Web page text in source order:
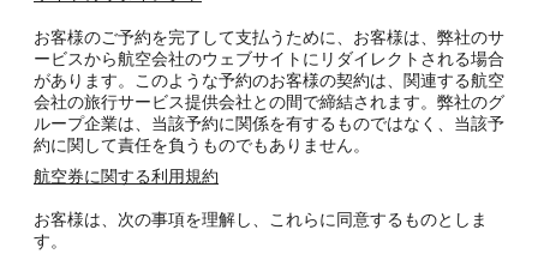
お客様のご予約を完了して支払うために、お客様は、弊社のサ
ービスから航空会社のウェブサイトにリダイレクトされる場合
があります。このような予約のお客様の契約は、関連する航空
会社の旅行サービス提供会社との間で締結されます。弊社のグ
ループ企業は、当該予約に関係を有するものではなく、当該予
約に関して責任を負うものでもありません。
航空券に関する利用規約
お客様は、次の事項を理解し、これらに同意するものとしま
す。